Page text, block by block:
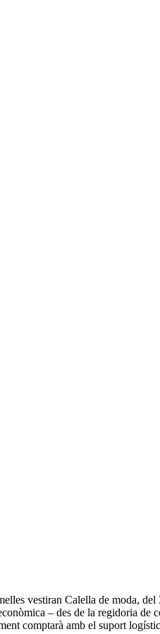
vestiran Calella de moda, del
– des de la regidoria de
comptarà amb el suport